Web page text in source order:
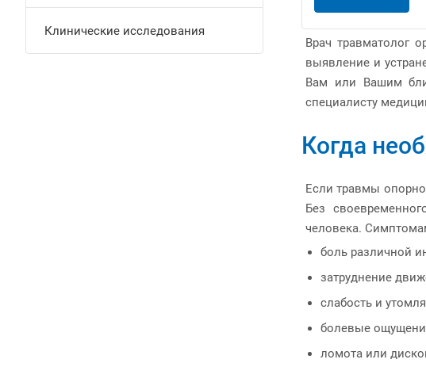
Врач травматолог
выявление и
Вам или Вашим
специалисту
Когда
Если травмы
Без
человека.
боль различной
затруднение
слабость и
болевые
ломота или
Клинические исследования